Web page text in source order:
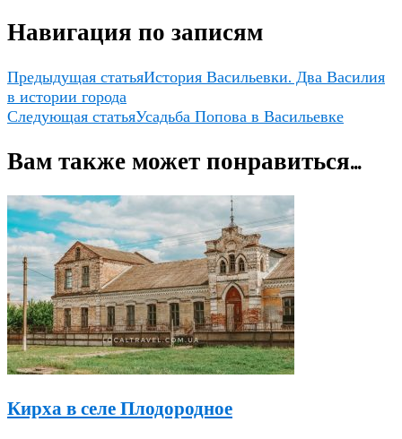
Навигация по записям
Предыдущая статьяИстория Васильевки. Два Василия
в истории города
Следующая статьяУсадьба Попова в Васильевке
Вам также может понравиться...
Кирха в селе Плодородное